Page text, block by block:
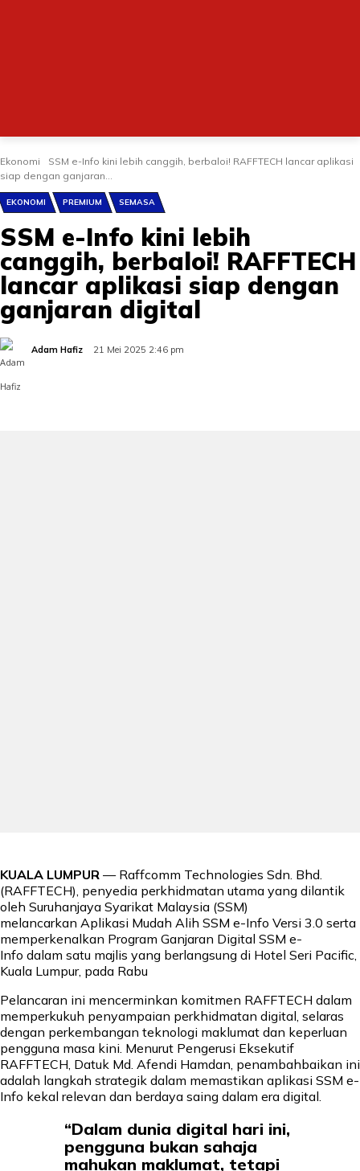
Ekonomi
SSM e-Info kini lebih canggih, berbaloi! RAFFTECH lancar aplikasi
siap dengan ganjaran...
EKONOMI PREMIUM SEMASA
SSM e-Info kini lebih
canggih, berbaloi! RAFFTECH
lancar aplikasi siap dengan
ganjaran digital
Adam Hafiz 21 Mei 2025 2:46 pm
KUALA LUMPUR — Raffcomm Technologies Sdn. Bhd.
(RAFFTECH), penyedia perkhidmatan utama yang dilantik
oleh Suruhanjaya Syarikat Malaysia (SSM)
melancarkan Aplikasi Mudah Alih SSM e-Info Versi 3.0 serta
memperkenalkan Program Ganjaran Digital SSM e-
Info dalam satu majlis yang berlangsung di Hotel Seri Pacific,
Kuala Lumpur, pada Rabu
Pelancaran ini mencerminkan komitmen RAFFTECH dalam
memperkukuh penyampaian perkhidmatan digital, selaras
dengan perkembangan teknologi maklumat dan keperluan
pengguna masa kini. Menurut Pengerusi Eksekutif
RAFFTECH, Datuk Md. Afendi Hamdan, penambahbaikan ini
adalah langkah strategik dalam memastikan aplikasi SSM e-
Info kekal relevan dan berdaya saing dalam era digital.
“Dalam dunia digital hari ini,
pengguna bukan sahaja
mahukan maklumat, tetapi